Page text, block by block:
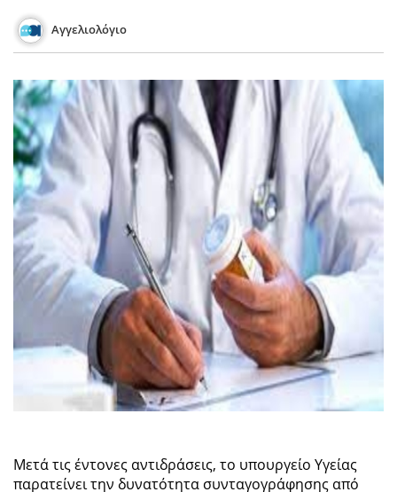
Αγγελιολόγιο
Μετά τις έντονες αντιδράσεις, το υπουργείο Υγείας
παρατείνει την δυνατότητα συνταγογράφησης από